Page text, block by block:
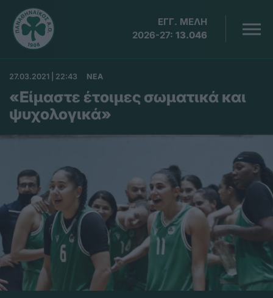
ΕΓΓ. ΜΕΛΗ
2026-27: 13.046
27.03.2021 | 22:43 ΝΕΑ
«Είμαστε έτοιμες σωματικά και
ψυχολογικά»